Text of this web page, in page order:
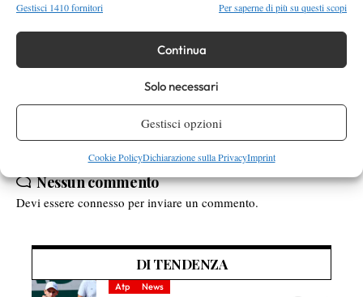
Gestisci 1410 fornitori Per saperne di più su questi scopi
Continua
Solo necessari
Gestisci opzioni
Cookie PolicyDichiarazione sulla PrivacyImprint
Rafael Nadal
Shanghai
Nessun commento
Devi essere connesso per inviare un commento.
DI TENDENZA
Atp News